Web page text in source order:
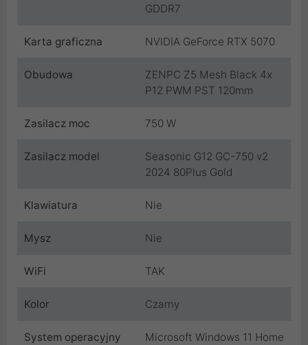
GDDR7
Karta graficzna NVIDIA GeForce RTX 5070
Obudowa
ZENPC Z5 Mesh Black 4x
P12 PWM PST 120mm
Zasilacz moc 750 W
Zasilacz model
Seasonic G12 GC-750 v2
2024 80Plus Gold
Klawiatura Nie
Mysz Nie
WiFi TAK
Kolor Czarny
System operacyjny
Microsoft Windows 11 Home